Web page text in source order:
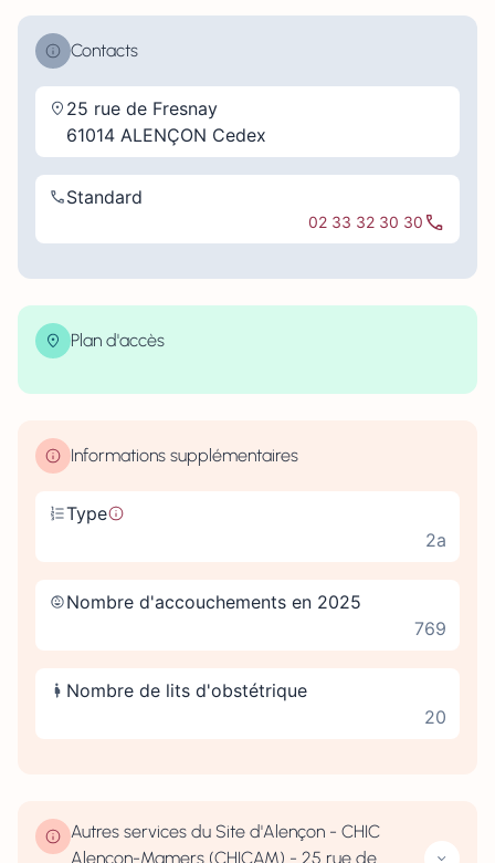
Contacts
25 rue de Fresnay
61014 ALENÇON Cedex
Standard
02 33 32 30 30
Plan d'accès
×
−
Informations supplémentaires
Type
2a
Nombre d'accouchements en 2025
769
Nombre de lits d'obstétrique
20
Autres services du Site d'Alençon - CHIC
Alençon-Mamers (CHICAM) - 25 rue de